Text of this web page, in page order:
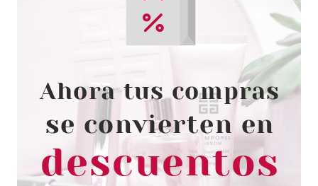
ESSENCE
ESSENCE BARRA DE LABIOS
LÍQUIDA 8H MATTE 15 VINTAGE
ROSE
Pvr 3.79€
-18%
desde
3.11€